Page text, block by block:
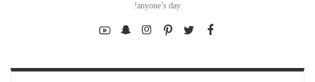
anyone’s day!